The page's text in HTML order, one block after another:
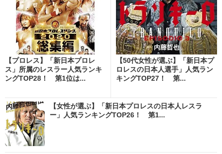
【プロレス】「新日本プロレ
ス」所属のレスラー人気ランキ
ングTOP28！ 第1位は...
【50代女性が選ぶ】「新日本プ
ロレスの日本人選手」人気ラン
キングTOP27！ 第...
【女性が選ぶ】「新日本プロレスの日本人レスラ
ー」人気ランキングTOP26！ 第1...